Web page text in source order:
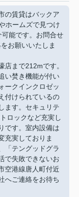
の賃貸はバックア
ホームズで見つけ
能です。お問合せ
お願いいたしま
店まで212mです。
い焚き機能が付い
ークインクロゼッ
付けられているの
ます。セキュリテ
ロックなど充実し
です。室内設備は
充実しておりま
「テングッドグラ
で失敗できないお
空港線唐人町付近
へご連絡をお待ち